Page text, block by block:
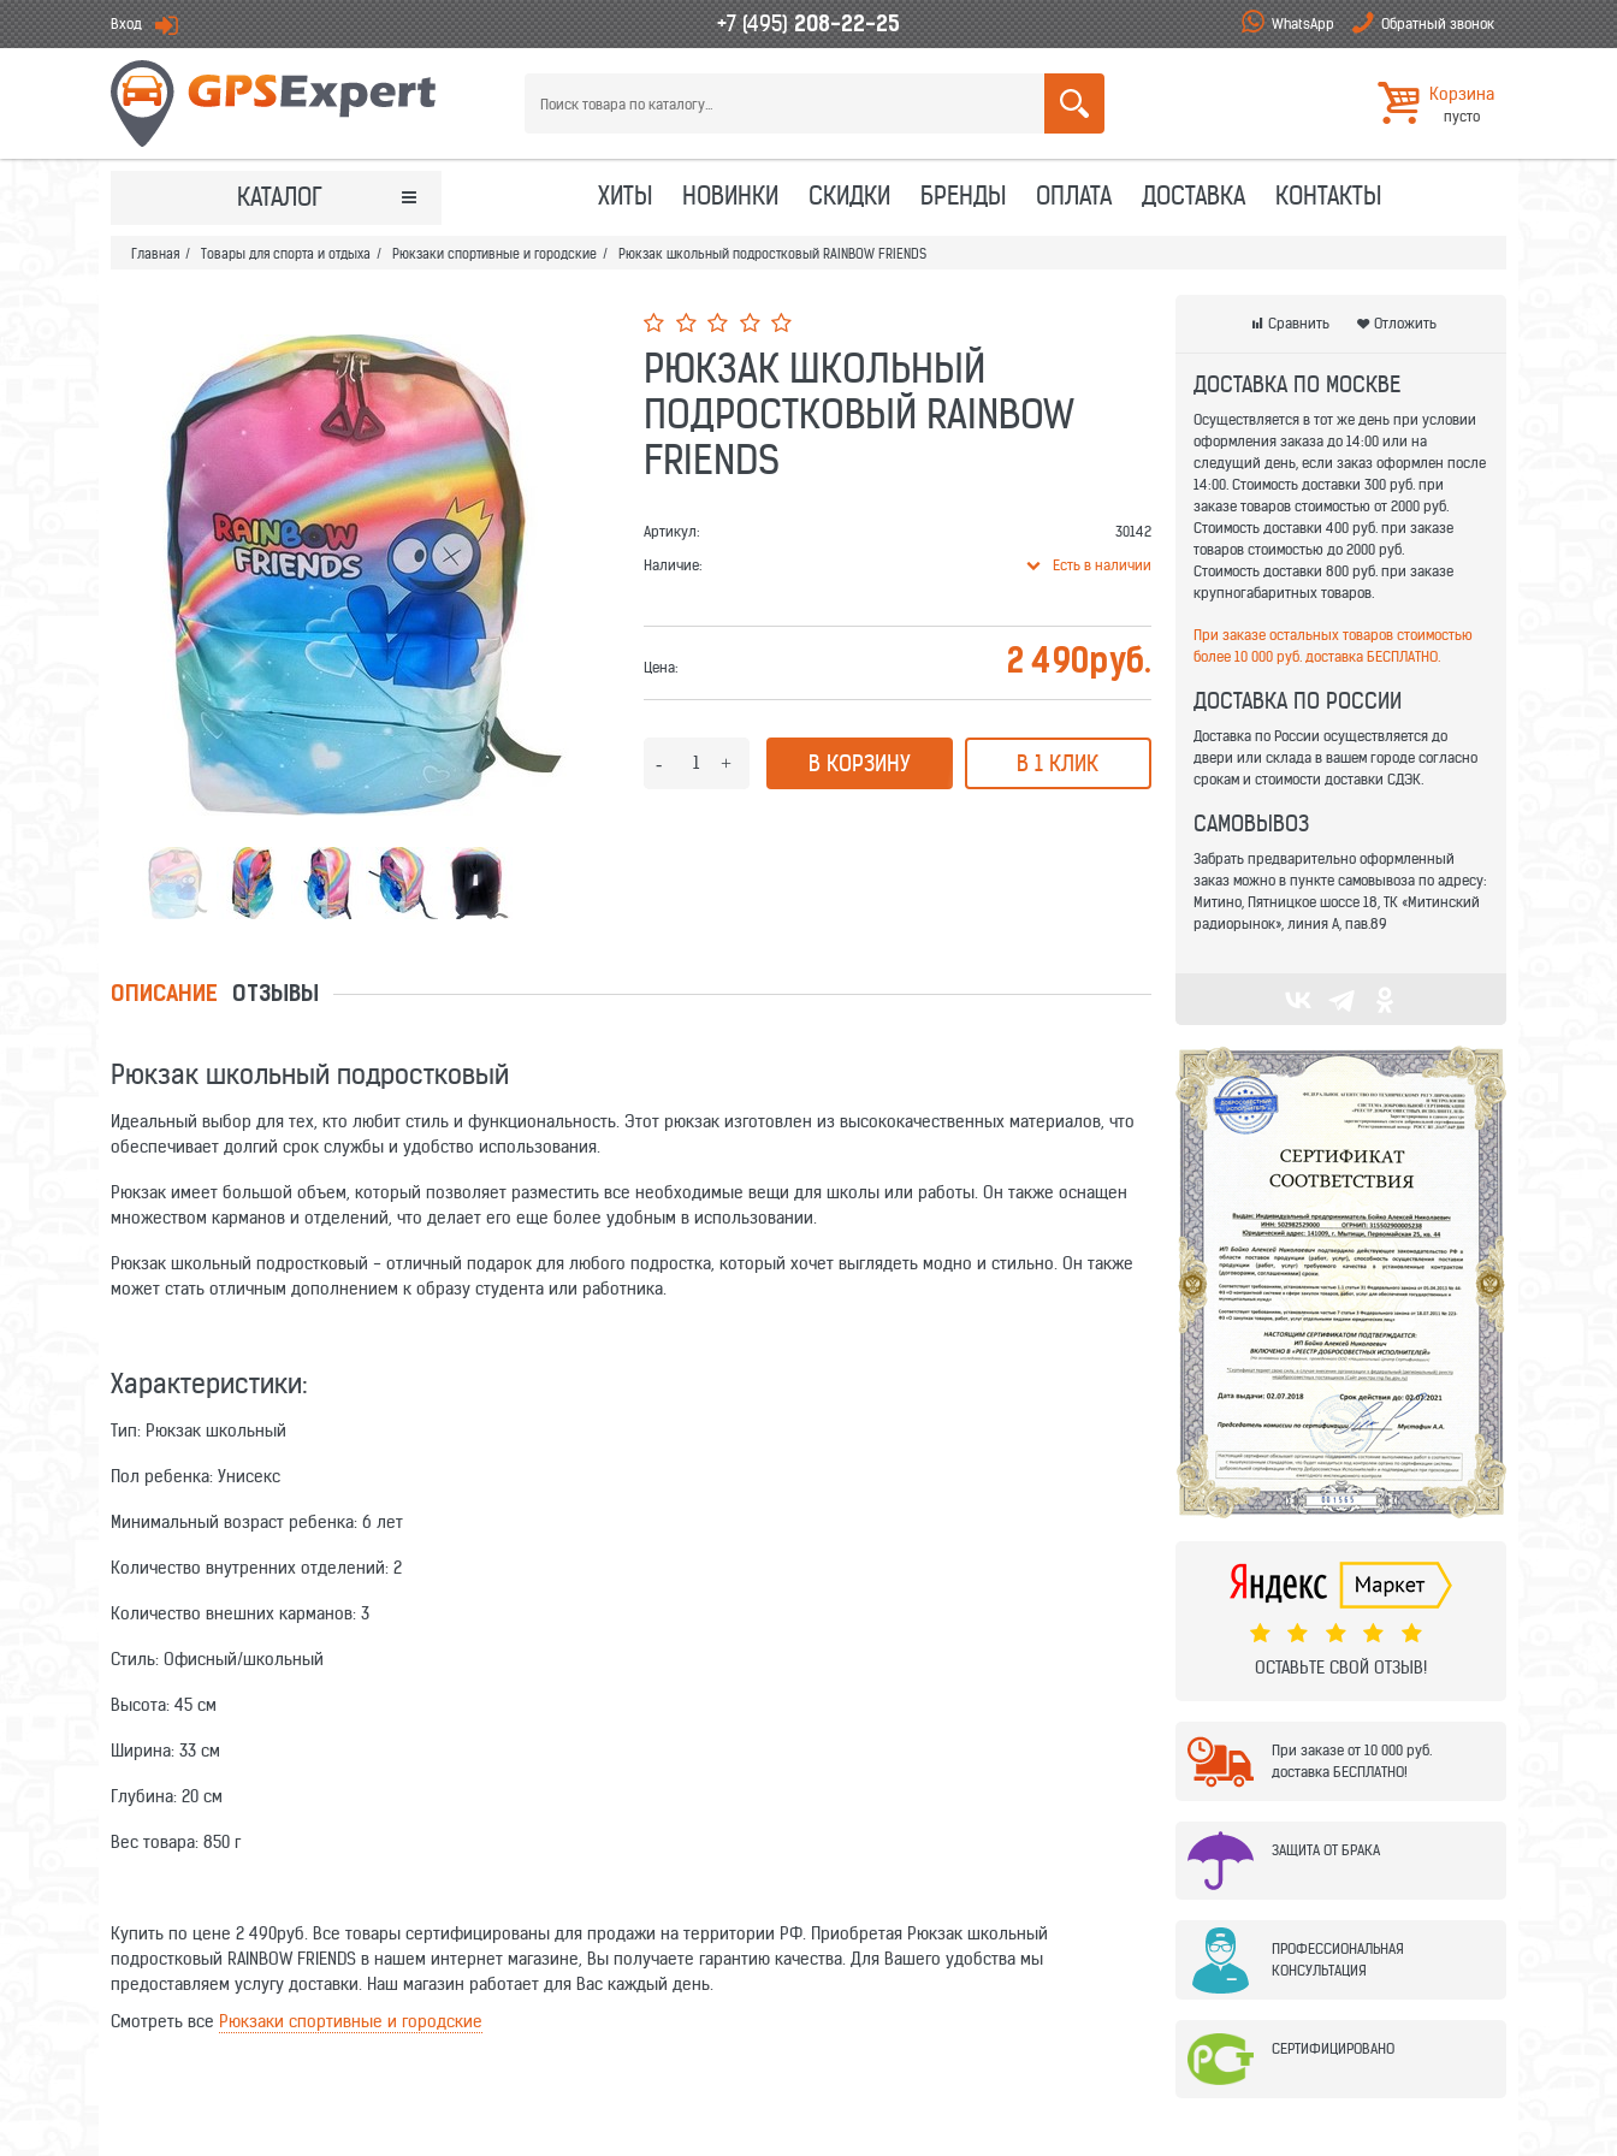
Вход +7 (495)208-22-25 WhatsApp Обратный звонок
Корзина
пусто
КАТАЛОГ ХИТЫ НОВИНКИ СКИДКИ БРЕНДЫ ОПЛАТА ДОСТАВКА КОНТАКТЫ
Главная / Товары для спорта и отдыха / Рюкзаки спортивные и городские / Рюкзак школьный подростковый RAINBOW FRIENDS
РЮКЗАК ШКОЛЬНЫЙ
ПОДРОСТКОВЫЙ RAINBOW
FRIENDS
Артикул:
30142
Наличие:
Есть в наличии
Цена: 2 490 руб.
В КОРЗИНУ В 1 КЛИК
ОПИСАНИЕ ОТЗЫВЫ
Рюкзак школьный подростковый
Идеальный выбор для тех, кто любит стиль и функциональность. Этот рюкзак изготовлен из высококачественных материалов, что
обеспечивает долгий срок службы и удобство использования.
Рюкзак имеет большой объем, который позволяет разместить все необходимые вещи для школы или работы. Он также оснащен
множеством карманов и отделений, что делает его еще более удобным в использовании.
Рюкзак школьный подростковый - отличный подарок для любого подростка, который хочет выглядеть модно и стильно. Он также
может стать отличным дополнением к образу студента или работника.
Характеристики:
Тип: Рюкзак школьный
Пол ребенка: Унисекс
Минимальный возраст ребенка: 6 лет
Количество внутренних отделений: 2
Количество внешних карманов: 3
Стиль: Офисный/школьный
Высота: 45 см
Ширина: 33 см
Глубина: 20 см
Вес товара: 850 г
Купить по цене 2 490руб. Все товары сертифицированы для продажи на территории РФ. Приобретая Рюкзак школьный
подростковый RAINBOW FRIENDS в нашем интернет магазине, Вы получаете гарантию качества. Для Вашего удобства мы
предоставляем услугу доставки. Наш магазин работает для Вас каждый день.
Смотреть все Рюкзаки спортивные и городские
Сравнить Отложить
ДОСТАВКА ПО МОСКВЕ
Осуществляется в тот же день при условии
оформления заказа до 14:00 или на
следущий день, если заказ оформлен после
14:00. Стоимость доставки 300 руб. при
заказе товаров стоимостью от 2000 руб.
Стоимость доставки 400 руб. при заказе
товаров стоимостью до 2000 руб.
Стоимость доставки 800 руб. при заказе
крупногабаритных товаров.
При заказе остальных товаров стоимостью
более 10 000 руб. доставка БЕСПЛАТНО.
ДОСТАВКА ПО РОССИИ
Доставка по России осуществляется до
двери или склада в вашем городе согласно
срокам и стоимости доставки СДЭК.
САМОВЫВОЗ
Забрать предварительно оформленный
заказ можно в пункте самовывоза по адресу:
Митино, Пятницкое шоссе 18, ТК «Митинский
радиорынок», линия А, пав.89
ОСТАВЬТЕ СВОЙ ОТЗЫВ!
При заказе от 10 000 руб.
доставка БЕСПЛАТНО!
ЗАЩИТА ОТ БРАКА
ПРОФЕССИОНАЛЬНАЯ
КОНСУЛЬТАЦИЯ
СЕРТИФИЦИРОВАНО